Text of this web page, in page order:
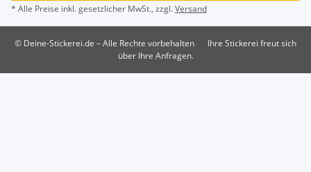
* Alle Preise inkl. gesetzlicher MwSt., zzgl.Versand
© Deine-Stickerei.de – Alle Rechte vorbehalten
Ihre Stickerei freut sich
über Ihre Anfragen.